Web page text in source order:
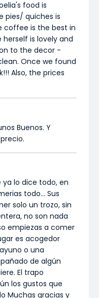
food is
pies/ quiches is
coffee is the best in
herself is lovely and
to the decor -
Once we found
Also, the prices
Buenos. Y
lo dice todo, en
todo... Sus
solo un trozo, sin
no son nada
empiezas a comer
es acogedor
o una
de algún
El trapo
los gustos que
Muchas gracias y